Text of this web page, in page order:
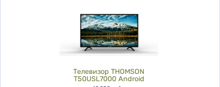
Телевизор THOMSON
T50USL7000 Android